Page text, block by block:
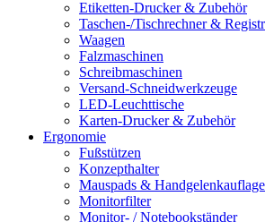
Etiketten-Drucker & Zubehör
Taschen-/Tischrechner &
Waagen
Falzmaschinen
Schreibmaschinen
Versand-Schneidwerkzeuge
LED-Leuchttische
Karten-Drucker & Zubehör
Ergonomie
Fußstützen
Konzepthalter
Mauspads &
Monitorfilter
Monitor- / Notebookständer